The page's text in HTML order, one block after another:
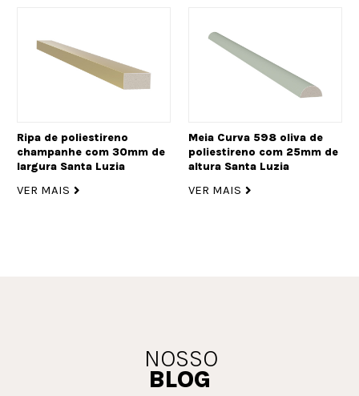
Ripa de poliestireno
champanhe com 30mm de
largura Santa Luzia
VER MAIS
Meia Curva 598 oliva de
poliestireno com 25mm de
altura Santa Luzia
VER MAIS
NOSSO
BLOG